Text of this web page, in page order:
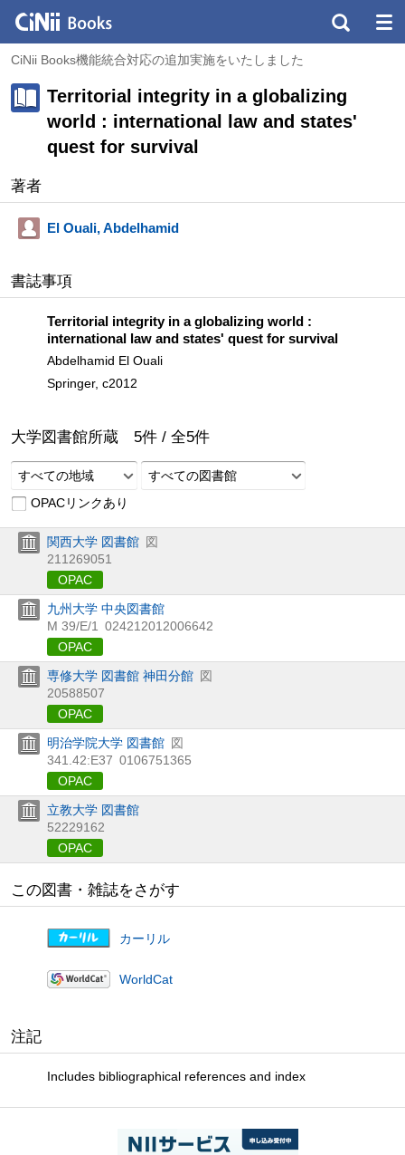
CiNii Books機能統合対応の追加実施をいたしました
Territorial integrity in a globalizing
world : international law and states'
quest for survival
著者
El Ouali, Abdelhamid
書誌事項
Territorial integrity in a globalizing world :
international law and states' quest for survival
Abdelhamid El Ouali
Springer, c2012
大学図書館所蔵 5件 / 全5件
すべての地域
すべての図書館
OPACリンクあり
関西大学 図書館 図
211269051
OPAC
九州大学 中央図書館
M 39/E/1
024212012006642
OPAC
専修大学 図書館 神田分館 図
20588507
OPAC
明治学院大学 図書館 図
341.42:E37 0106751365
OPAC
立教大学 図書館
52229162
OPAC
この図書・雑誌をさがす
カーリル
WorldCat
注記
Includes bibliographical references and index